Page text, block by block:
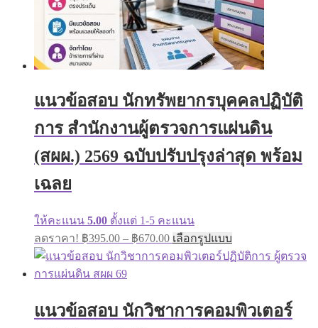
แนวข้อสอบ นักทรัพยากรบุคคลปฏิบัติ
การ สำนักงานผู้ตรวจการแผ่นดิน
(สผผ.) 2569 ฉบับปรับปรุงล่าสุด พร้อม
เฉลย
ให้คะแนน 5.00 ตั้งแต่ 1-5 คะแนน
ลดราคา! ฿395.00 – ฿670.00Price
range:
฿395.00
เลือกรูปแบบ
product
has
options
แนวข้อสอบ นักวิชาการคอมพิวเตอร์